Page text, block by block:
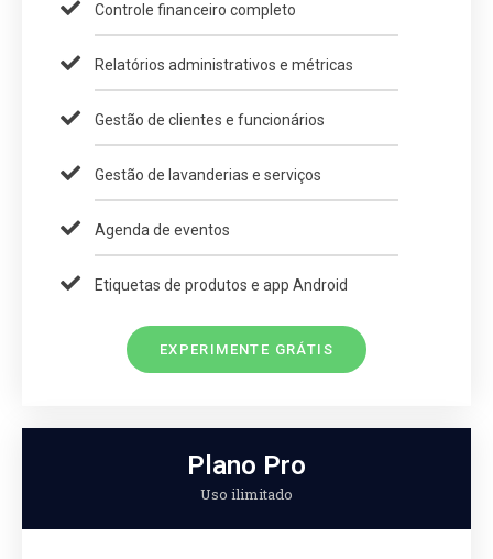
Controle financeiro completo
Relatórios administrativos e métricas
Gestão de clientes e funcionários
Gestão de lavanderias e serviços
Agenda de eventos
Etiquetas de produtos e app Android
EXPERIMENTE GRÁTIS
Plano Pro
Uso ilimitado